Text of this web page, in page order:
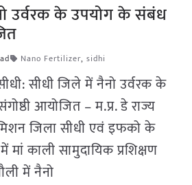
उर्वरक के उपयोग के संबंध
Nano Fertilizer, sidhi
सीधी जिले में नैनो उर्वरक के
आयोजित – म.प्र. डे राज्य
जिला सीधी एवं इफको के
काली सामुदायिक प्रशिक्षण
में नैनो